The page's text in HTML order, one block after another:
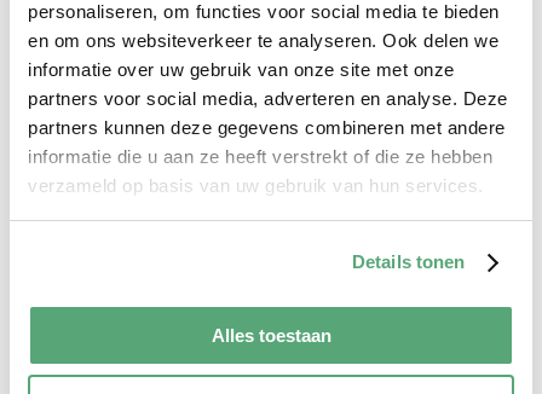
personaliseren, om functies voor social media te bieden
en om ons websiteverkeer te analyseren. Ook delen we
informatie over uw gebruik van onze site met onze
partners voor social media, adverteren en analyse. Deze
partners kunnen deze gegevens combineren met andere
informatie die u aan ze heeft verstrekt of die ze hebben
verzameld op basis van uw gebruik van hun services.
Details tonen
Alles toestaan
iPhone 12 Pro Max
iPhone 11
iPhone 11 Pro
iPhone SE (2020)
iPhone Xr
iPhone Xs
iPhone X
Screenprotector
iPhone 17
iPhone 16
iPhone 16 Plus
iPhone 16 Pro Max